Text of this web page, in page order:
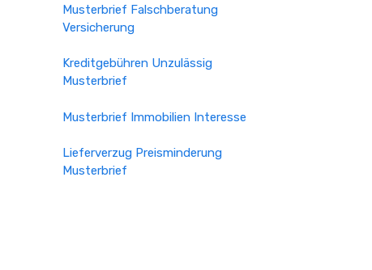
Musterbrief Falschberatung
Versicherung
Kreditgebühren Unzulässig
Musterbrief
Musterbrief Immobilien Interesse
Lieferverzug Preisminderung
Musterbrief